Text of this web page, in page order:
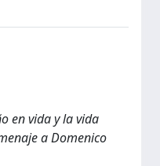
en vida y la vida
a Domenico